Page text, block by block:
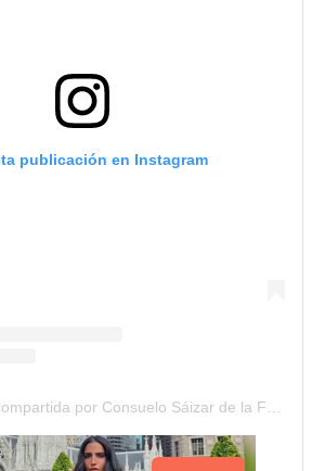
publicación en Instagram
Una publicación compartida por Consuelo Sáizar de la Fuente (@csaizar)